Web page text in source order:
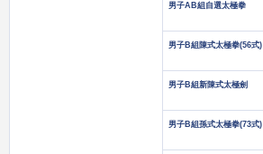
男子AB組自選太極拳
男子B組陳式太極拳(56式)
男子B組新陳式太極劍
男子B組孫式太極拳(73式)